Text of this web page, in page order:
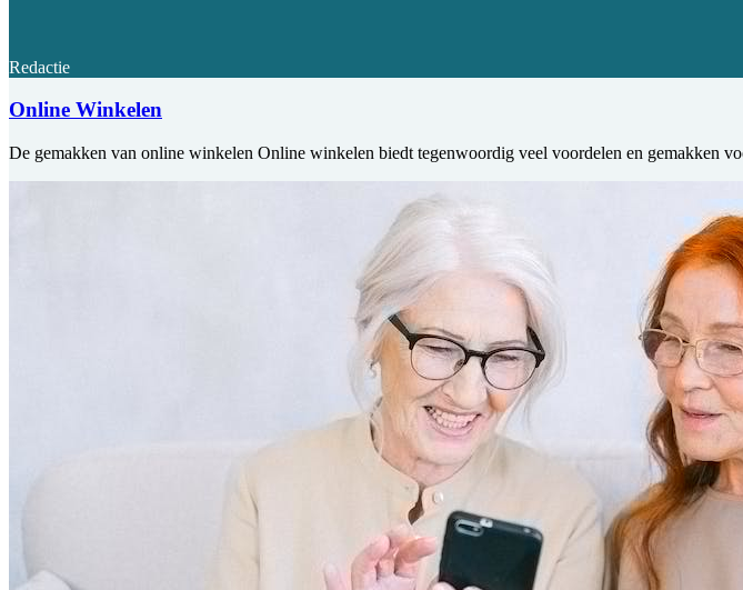
Redactie
Online Winkelen
De gemakken van online winkelen Online winkelen biedt tegenwoordig veel voordelen en gemakken